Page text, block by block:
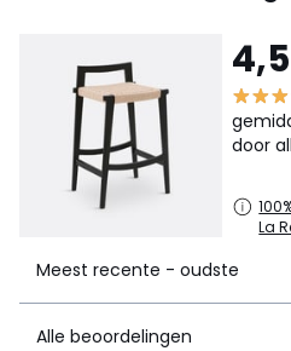
4,5
door
La
Meest recente - oudste
Alle beoordelingen